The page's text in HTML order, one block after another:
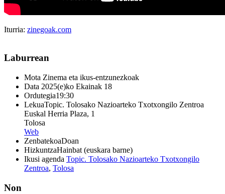
Iturria: zinegoak.com
Laburrean
Mota Zinema eta ikus-entzunezkoak
Data 2025(e)ko Ekainak 18
Ordutegia19:30
LekuaTopic. Tolosako Nazioarteko Txotxongilo Zentroa
Euskal Herria Plaza, 1
Tolosa
Web
ZenbatekoaDoan
HizkuntzaHainbat (euskara barne)
Ikusi agenda Topic. Tolosako Nazioarteko Txotxongilo
Zentroa, Tolosa
Non